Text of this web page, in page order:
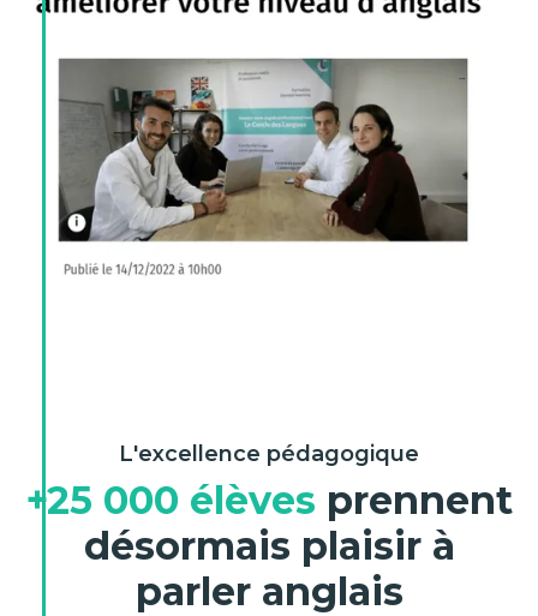
L'excellence pédagogique
+25 000 élèves prennent
désormais plaisir à
parler anglais